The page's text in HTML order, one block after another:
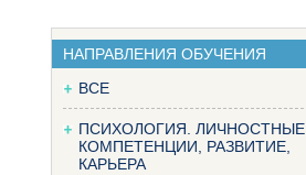
НАПРАВЛЕНИЯ ОБУЧЕНИЯ
ВСЕ
ПСИХОЛОГИЯ. ЛИЧНОСТНЫЕ
КОМПЕТЕНЦИИ, РАЗВИТИЕ,
КАРЬЕРА